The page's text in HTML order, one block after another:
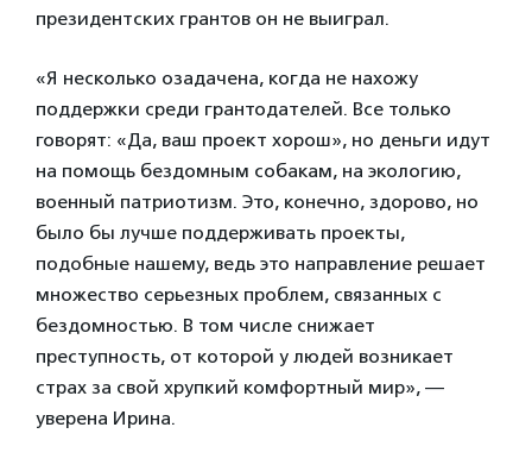
президентских грантов он не выиграл.
«Я несколько озадачена, когда не нахожу
поддержки среди грантодателей. Все только
говорят: «Да, ваш проект хорош», но деньги идут
на помощь бездомным собакам, на экологию,
военный патриотизм. Это, конечно, здорово, но
было бы лучше поддерживать проекты,
подобные нашему, ведь это направление решает
множество серьезных проблем, связанных с
бездомностью. В том числе снижает
преступность, от которой у людей возникает
страх за свой хрупкий комфортный мир», —
уверена Ирина.